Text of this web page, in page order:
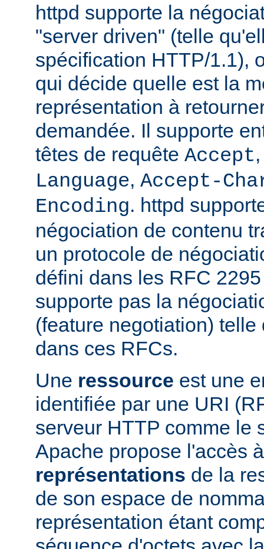
httpd supporte la
"server driven" (telle
spécification HTTP/1.1),
qui décide quelle est la
représentation à
demandée. Il supporte
têtes de requête Accept
Language, Accept-
Encoding. httpd
négociation de contenu
un protocole de
défini dans les RFC
supporte pas la
(feature negotiation)
dans ces RFCs.
Une ressource est une
identifiée par une URI
serveur HTTP comme le
Apache propose l'accès
représentations de la
de son espace de
représentation étant